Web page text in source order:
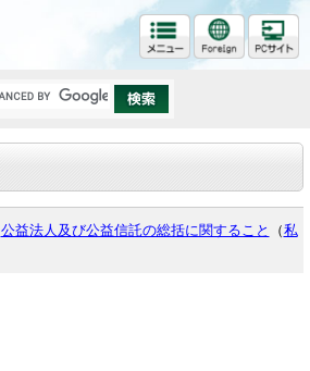
公益法人及び公益信託の総括に関すること （私